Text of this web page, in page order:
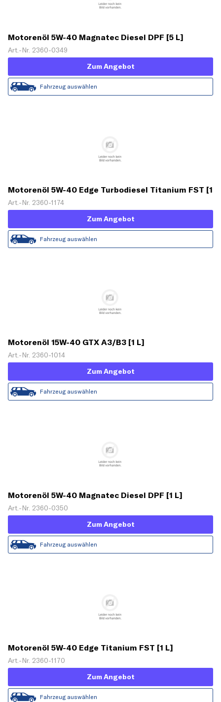
Motorenöl 5W-40 Magnatec Diesel DPF [5 L]
Art.-Nr. 2360-0349
Zum Angebot
Fahrzeug auswählen
Motorenöl 5W-40 Edge Turbodiesel Titanium FST [1
L]
Art.-Nr. 2360-1174
Zum Angebot
Fahrzeug auswählen
Motorenöl 15W-40 GTX A3/B3 [1 L]
Art.-Nr. 2360-1014
Zum Angebot
Fahrzeug auswählen
Motorenöl 5W-40 Magnatec Diesel DPF [1 L]
Art.-Nr. 2360-0350
Zum Angebot
Fahrzeug auswählen
Motorenöl 5W-40 Edge Titanium FST [1 L]
Art.-Nr. 2360-1170
Zum Angebot
Fahrzeug auswählen